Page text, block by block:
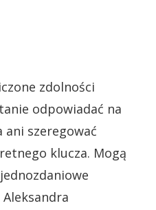
zdolności
odpowiadać na
szeregować
klucza. Mogą